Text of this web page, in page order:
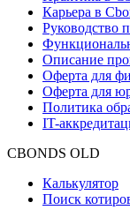
Для клиентов
О нас
Практика в
Карьера в
Руководство
Описание
Оферта для
Оферта для
IT-